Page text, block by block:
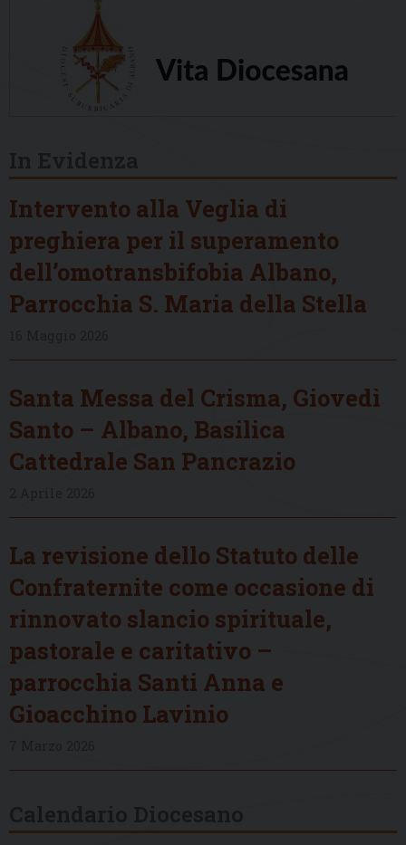
Intervento alla Veglia di
preghiera per il superamento
dell’omotransbifobia Albano,
Parrocchia S. Maria della Stella
Santa Messa del Crisma, Giovedì
Santo – Albano, Basilica
Cattedrale San Pancrazio
La revisione dello Statuto delle
Confraternite come occasione di
rinnovato slancio spirituale,
pastorale e caritativo –
parrocchia Santi Anna e
Gioacchino Lavinio